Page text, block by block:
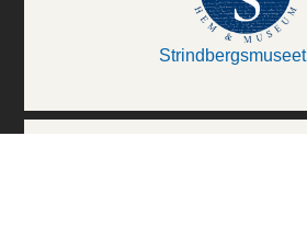
Strindbergsmuseet